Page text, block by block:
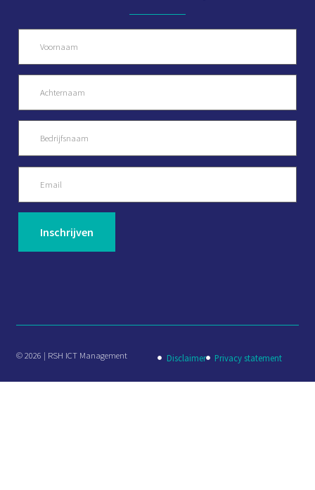
© 2026 | RSH ICT Management Disclaimer Privacy statement